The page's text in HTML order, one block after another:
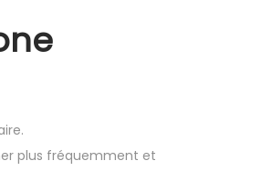
plus fréquemment et